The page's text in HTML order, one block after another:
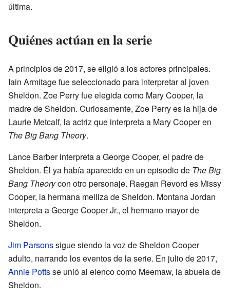
última.
Quiénes actúan en la serie
A principios de 2017, se eligió a los actores principales.
Iain Armitage fue seleccionado para interpretar al joven
Sheldon. Zoe Perry fue elegida como Mary Cooper, la
madre de Sheldon. Curiosamente, Zoe Perry es la hija de
Laurie Metcalf, la actriz que interpreta a Mary Cooper en
The Big Bang Theory.
Lance Barber interpreta a George Cooper, el padre de
Sheldon. Él ya había aparecido en un episodio de The Big
Bang Theorycon otro personaje. Raegan Revord es Missy
Cooper, la hermana melliza de Sheldon. Montana Jordan
interpreta a George Cooper Jr., el hermano mayor de
Sheldon.
Jim Parsonssigue siendo la voz de Sheldon Cooper
adulto, narrando los eventos de la serie. En julio de 2017,
Annie Pottsse unió al elenco como Meemaw, la abuela de
Sheldon.